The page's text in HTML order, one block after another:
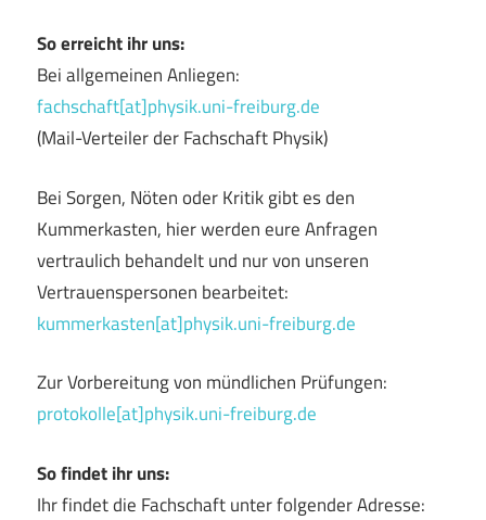
So erreicht ihr uns:
Bei allgemeinen Anliegen:
fachschaft[at]physik.uni-freiburg.de
(Mail-Verteiler der Fachschaft Physik)
Bei Sorgen, Nöten oder Kritik gibt es den
Kummerkasten, hier werden eure Anfragen
vertraulich behandelt und nur von unseren
Vertrauenspersonen bearbeitet:
kummerkasten[at]physik.uni-freiburg.de
Zur Vorbereitung von mündlichen Prüfungen:
protokolle[at]physik.uni-freiburg.de
So findet ihr uns:
Ihr findet die Fachschaft unter folgender Adresse: